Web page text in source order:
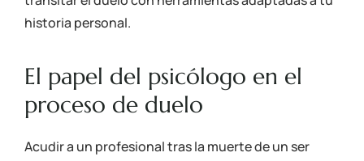
historia personal.
El papel del psicólogo en el
proceso de duelo
Acudir a un profesional tras la muerte de un ser